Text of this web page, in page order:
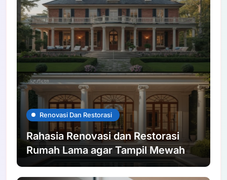
Renovasi Dan Restorasi
Rahasia Renovasi dan Restorasi
Rumah Lama agar Tampil Mewah